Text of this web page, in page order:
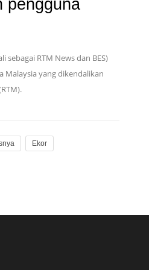
pengguna
sebagai RTM News dan BES)
Malaysia yang dikendalikan
Ekor